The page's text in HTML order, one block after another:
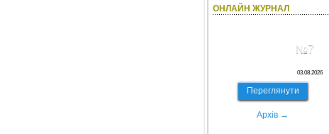
ОНЛАЙН ЖУРНАЛ
№7
03.08.2026
Переглянути
Архів →